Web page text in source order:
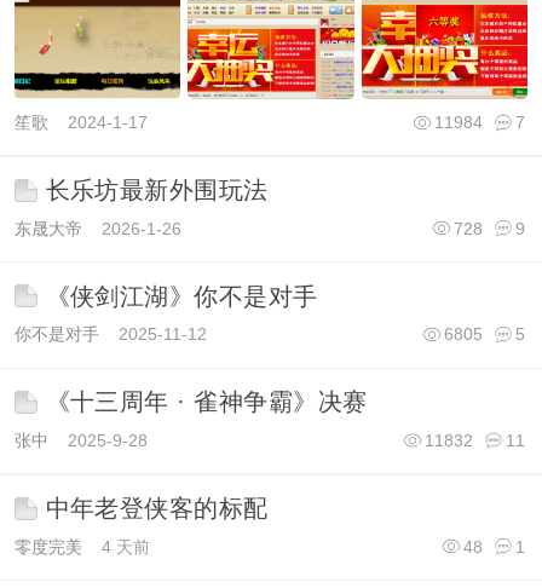
笙歌 2024-1-17 7
11984
长乐坊最新外围玩法
东晟大帝 2026-1-26 9
728
《侠剑江湖》你不是对手
你不是对手2025-11-12 5
6805
《十三周年 · 雀神争霸》决赛
张中 2025-9-28 11
11832
中年老登侠客的标配
零度完美 4 天前 1
48